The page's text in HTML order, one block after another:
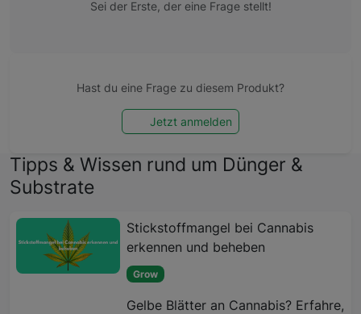
Sei der Erste, der eine Frage stellt!
Hast du eine Frage zu diesem Produkt?
Jetzt anmelden
Tipps & Wissen rund um Dünger &
Substrate
Stickstoffmangel bei Cannabis
erkennen und beheben
Grow
Gelbe Blätter an Cannabis? Erfahre,